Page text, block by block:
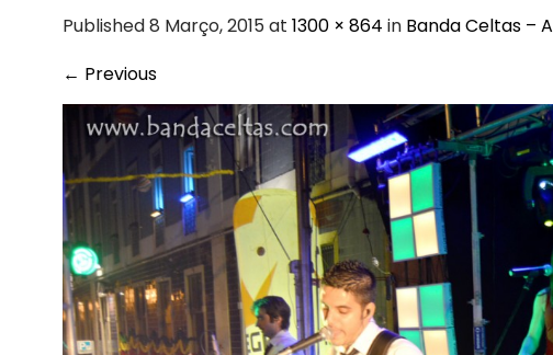
Published 8 Março, 2015 at 1300 × 864 in Banda Celtas –
← Previous